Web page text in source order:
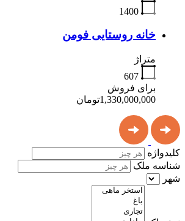
1400
خانه روستایی فومن
متراژ
607
برای فروش
1,330,000,000تومان
کلیدواژه
شناسه ملک
شهر